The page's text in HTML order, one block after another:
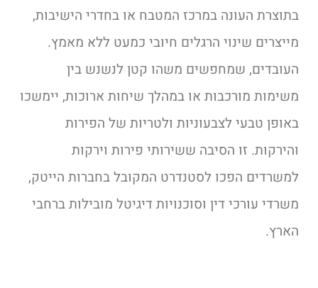
בתוצרת העונה במרכז המטבח או בחדרי הישיבות,
מייצרים שינוי הרגלים חיובי כמעט ללא מאמץ.
העובדים, שמחפשים משהו קטן לנשנש בין
משימות מורכבות או במהלך שיחות ארוכות, יימשכו
באופן טבעי לצבעוניות ולטריות של הפירות
והירקות. זו הסיבה ששירותי פירות וירקות
למשרדים הפכו לסטנדרט המקובל בחברות הייטק,
משרדי עורכי דין וסוכנויות דיגיטל מובילות ברחבי
הארץ.